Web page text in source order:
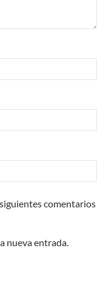
comentarios
nueva entrada.